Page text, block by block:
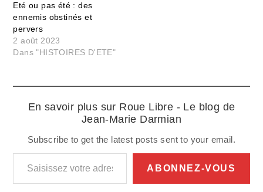
Eté ou pas été : des
ennemis obstinés et
pervers
2 août 2023
Dans "HISTOIRES D'ETE"
En savoir plus sur Roue Libre - Le blog de
Jean-Marie Darmian
Subscribe to get the latest posts sent to your email.
Saisissez votre adresse e-mail…
ABONNEZ-VOUS